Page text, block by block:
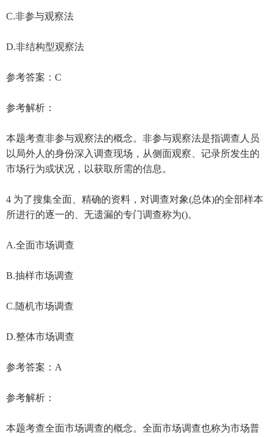
C.非参与观察法
D.非结构型观察法
参考答案：C
参考解析：
本题考查非参与观察法的概念。非参与观察法是指调查人员
以局外人的身份深入调查现场，从侧面观察、记录所发生的
市场行为或状况，以获取所需的信息。
4 为了搜集全面、精确的资料，对调查对象(总体)的全部样本
所进行的逐一的、无遗漏的专门调查称为()。
A.全面市场调查
B.抽样市场调查
C.随机市场调查
D.整体市场调查
参考答案：A
参考解析：
本题考查全面市场调查的概念。全面市场调查也称为市场普